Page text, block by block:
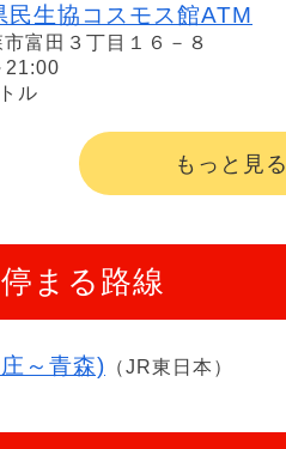
民生協コスモス館ATM
富田３丁目１６－８
21:00
ル
もっと見る
まる路線
～青森) （JR東日本）